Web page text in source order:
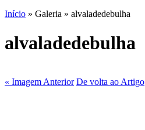
Início » Galeria » alvaladedebulha
alvaladedebulha
« Imagem Anterior De volta ao Artigo